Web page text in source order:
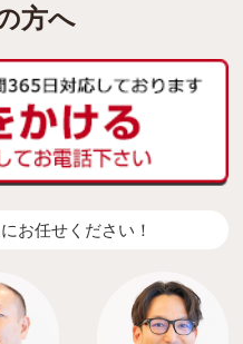
方へ
お任せください！